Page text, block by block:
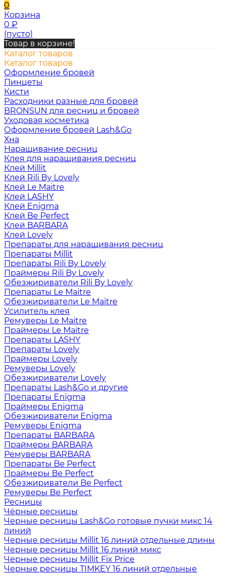
0
Корзина
0 ₽
(пусто)
Товар в корзине!
Каталог товаров
Каталог товаров
Оформление бровей
Пинцеты
Кисти
Расходники разные для бровей
BRONSUN для ресниц и бровей
Уходовая косметика
Оформление бровей Lash&Go
Хна
Наращивание ресниц
Клея для наращивания ресниц
Клей Millit
Клей Rili By Lovely
Клей Le Maitre
Клей LASHY
Клей Enigma
Клей Be Perfect
Клей BARBARA
Клей Lovely
Препараты для наращивания ресниц
Препараты Millit
Препараты Rili By Lovely
Праймеры Rili By Lovely
Обезжириватели Rili By Lovely
Препараты Le Maitre
Обезжириватели Le Maitre
Усилитель клея
Ремуверы Le Maitre
Праймеры Le Maitre
Препараты LASHY
Препараты Lovely
Праймеры Lovely
Ремуверы Lovely
Обезжириватели Lovely
Препараты Lash&Go и другие
Препараты Enigma
Праймеры Enigma
Обезжириватели Enigma
Ремуверы Enigma
Препараты BARBARA
Праймеры BARBARA
Ремуверы BARBARA
Препараты Be Perfect
Праймеры Be Perfect
Обезжириватели Be Perfect
Ремуверы Be Perfect
Ресницы
Чёрные ресницы
Черные ресницы Lash&Go готовые пучки микс 14
линий
Черные ресницы Millit 16 линий отдельные длины
Черные ресницы Millit 16 линий микс
Черные ресницы Millit Fix Price
Черные ресницы TIMKEY 16 линий отдельные